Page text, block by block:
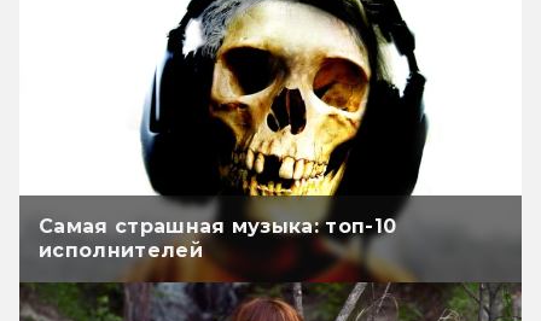
Самая страшная музыка: топ-10
исполнителей